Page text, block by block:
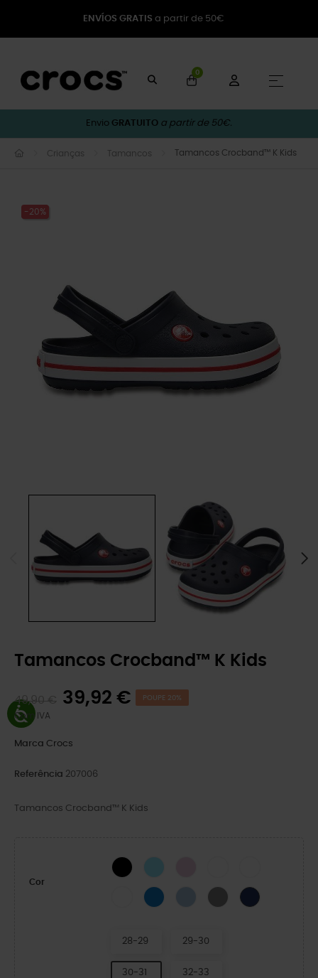
ENVÍOS GRATIS a partir de 50€
0
☰
Envio GRATUITO a partir de 50€.
Crianças Tamancos Tamancos Crocband™ K Kids
-20%
Tamancos Crocband™ K Kids
49,90 € 39,92 € POUPE 20%
Com IVA
Marca Crocs
Referência 207006
Tamancos Crocband™ K Kids
Cor
BLACK Gelo Azul/Branco
White/Pink Crush
Blue Bolt/Turbo Teal
Blue Frost/Guava
Cinza Ardósia/Marinha
Marinha/Rede
28-29 29-30
30-31 32-33